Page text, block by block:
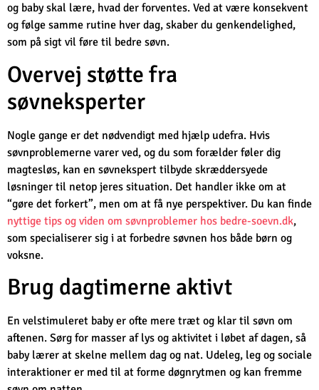
og baby skal lære, hvad der forventes. Ved at være konsekvent
og følge samme rutine hver dag, skaber du genkendelighed,
som på sigt vil føre til bedre søvn.
Overvej støtte fra
søvneksperter
Nogle gange er det nødvendigt med hjælp udefra. Hvis
søvnproblemerne varer ved, og du som forælder føler dig
magtesløs, kan en søvnekspert tilbyde skræddersyede
løsninger til netop jeres situation. Det handler ikke om at
“gøre det forkert”, men om at få nye perspektiver. Du kan finde
nyttige tips og viden om søvnproblemer hos bedre-soevn.dk,
som specialiserer sig i at forbedre søvnen hos både børn og
voksne.
Brug dagtimerne aktivt
En velstimuleret baby er ofte mere træt og klar til søvn om
aftenen. Sørg for masser af lys og aktivitet i løbet af dagen, så
baby lærer at skelne mellem dag og nat. Udeleg, leg og sociale
interaktioner er med til at forme døgnrytmen og kan fremme